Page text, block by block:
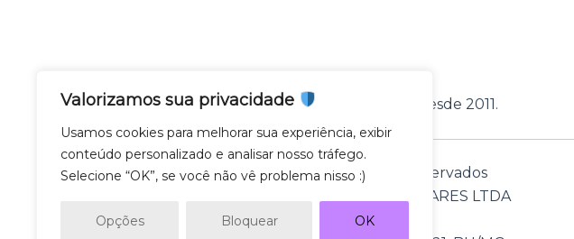
Valorizamos sua privacidade
Usamos cookies para melhorar sua experiência, exibir
conteúdo personalizado e analisar nosso tráfego.
Selecione “OK”, se você não vê problema nisso :)
Opções Bloquear OK
Nota Gateway - Feito com em Belo Horizonte, desde 2011.
Nota Gateway — 2011 - 2025 © Todos os direitos reservados
NOTA GATEWAY DESENVOLVIMENTO DE SOFTWARES LTDA
CNPJ 57.743.975/0001-27